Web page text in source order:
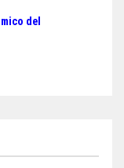
del